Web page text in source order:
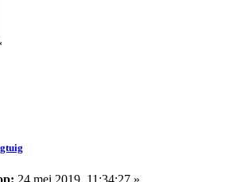
24 mei 2019, 11:34:27 »